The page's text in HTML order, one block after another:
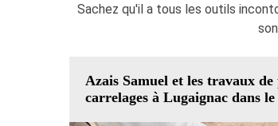
Sachez qu'il a tous les outils
Azais Samuel et les travaux de
carrelages à Lugaignac dans le